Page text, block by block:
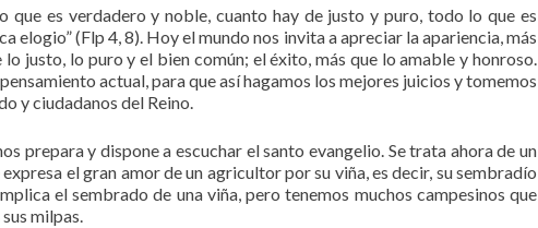
que es verdadero y noble, cuanto hay de justo y puro, todo lo que es
elogio” (Flp 4, 8). Hoy el mundo nos invita a apreciar la apariencia, más
justo, lo puro y el bien común; el éxito, más que lo amable y honroso.
actual, para que así hagamos los mejores juicios y tomemos
y ciudadanos del Reino.
prepara y dispone a escuchar el santo evangelio. Se trata ahora de un
el gran amor de un agricultor por su viña, es decir, su sembradío
el sembrado de una viña, pero tenemos muchos campesinos que
milpas.